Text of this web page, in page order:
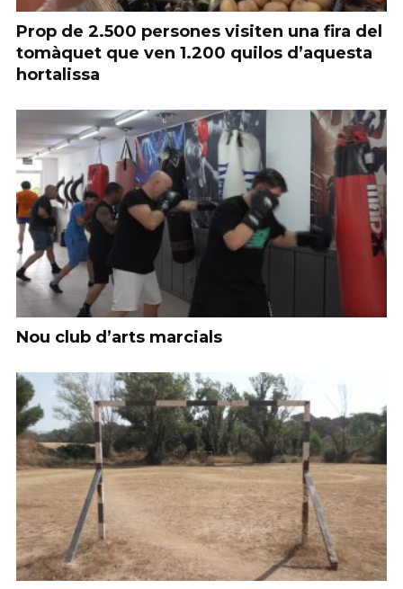
Prop de 2.500 persones visiten una fira del
tomàquet que ven 1.200 quilos d’aquesta
hortalissa
Nou club d’arts marcials